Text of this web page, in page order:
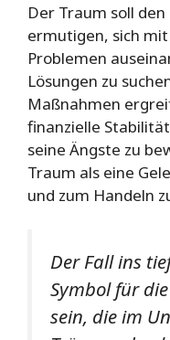
Der Traum soll
ermutigen, sich
Problemen
Lösungen zu
Maßnahmen
finanzielle
seine Ängste zu
Traum als eine
und zum Handeln
Der Fall ins
Symbol für
sein, die im